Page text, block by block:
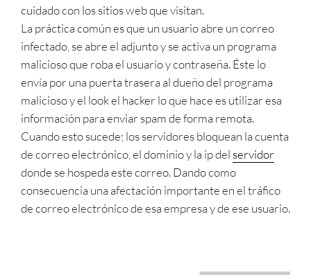
cuidado con los sitios web que visitan.
La práctica común es que un usuario abre un correo
infectado, se abre el adjunto y se activa un programa
malicioso que roba el usuario y contraseña. Éste lo
envía por una puerta trasera al dueño del programa
malicioso y el look el hacker lo que hace es utilizar esa
información para enviar spam de forma remota.
Cuando esto sucede; los servidores bloquean la cuenta
de correo electrónico, el dominio y la ip del servidor
donde se hospeda este correo. Dando como
consecuencia una afectación importante en el tráfico
de correo electrónico de esa empresa y de ese usuario.